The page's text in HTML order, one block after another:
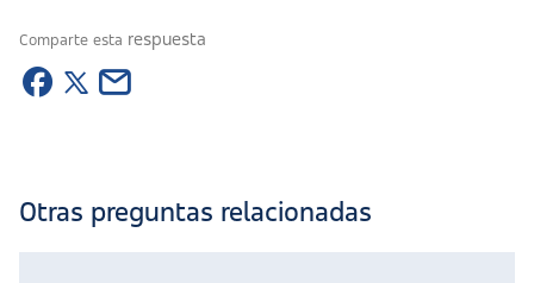
Comparte esta respuesta
Otras preguntas relacionadas